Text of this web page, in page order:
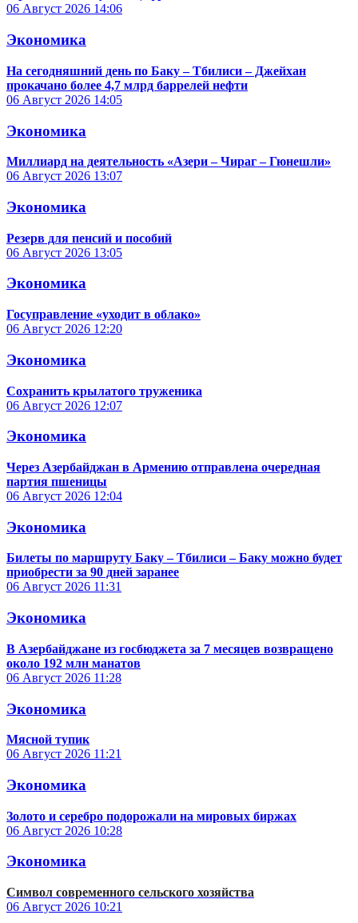
06 Август 2026 14:06
Экономика
На сегодняшний день по Баку – Тбилиси – Джейхан
прокачано более 4,7 млрд баррелей нефти
06 Август 2026 14:05
Экономика
Миллиард на деятельность «Азери – Чираг – Гюнешли»
06 Август 2026 13:07
Экономика
Резерв для пенсий и пособий
06 Август 2026 13:05
Экономика
Госуправление «уходит в облако»
06 Август 2026 12:20
Экономика
Сохранить крылатого труженика
06 Август 2026 12:07
Экономика
Через Азербайджан в Армению отправлена очередная
партия пшеницы
06 Август 2026 12:04
Экономика
Билеты по маршруту Баку – Тбилиси – Баку можно будет
приобрести за 90 дней заранее
06 Август 2026 11:31
Экономика
В Азербайджане из госбюджета за 7 месяцев возвращено
около 192 млн манатов
06 Август 2026 11:28
Экономика
Мясной тупик
06 Август 2026 11:21
Экономика
Золото и серебро подорожали на мировых биржах
06 Август 2026 10:28
Экономика
Символ современного сельского хозяйства
06 Август 2026 10:21